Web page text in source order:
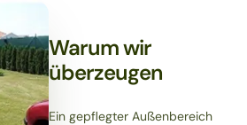
Warum wir
überzeugen
Ein gepflegter Außenbereich